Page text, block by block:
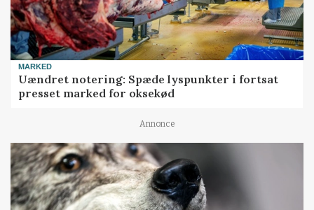
MARKED
Uændret notering: Spæde lyspunkter i fortsat
presset marked for oksekød
Annonce